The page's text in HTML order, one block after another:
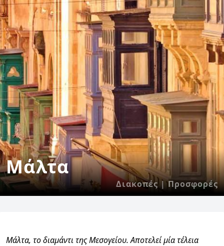
Μάλτα
Διακοπές | Προσφορές
Μάλτα, το διαμάντι της Μεσογείου. Αποτελεί μία τέλεια